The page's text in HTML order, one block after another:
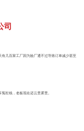
司
几百家工厂因为验厂通不过导致订单减少甚至
枉钱，老板现在还云里雾里。